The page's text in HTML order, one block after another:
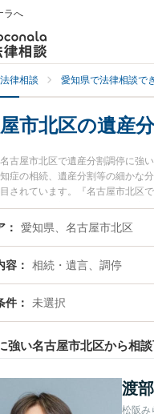
ラへ
律相談 愛知県で法律相談で
市北区の遺産
古屋市北区で遺産分割調停に強
症の相続、遺産分割等の細かな
されています。『名古屋市北区
したい』『初回相談無料で遺産
愛知県、名古屋市北区
容 相続・遺言、調停
件 未選択
強い名古屋市北区から相
渡
松阪み